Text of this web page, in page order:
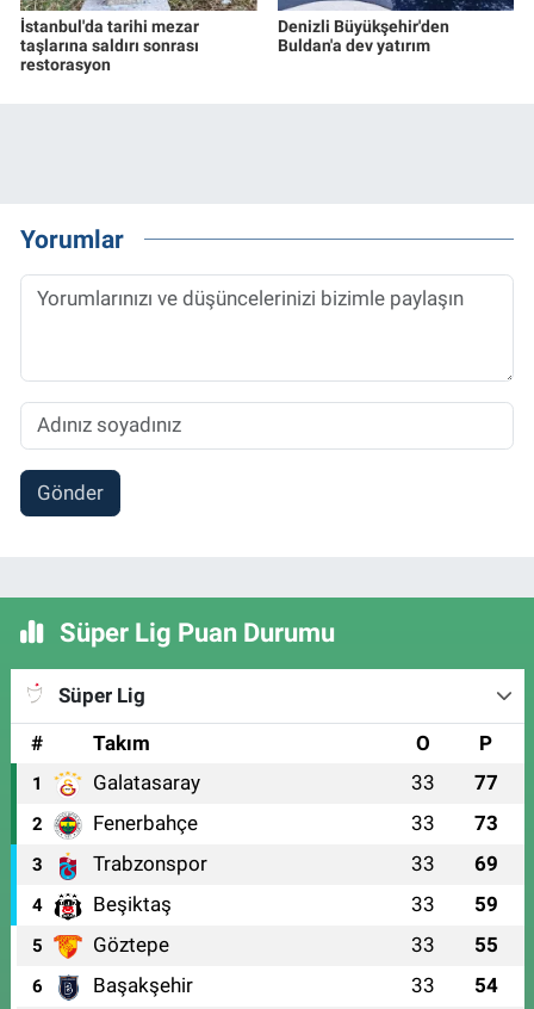
İstanbul'da tarihi mezar
taşlarına saldırı sonrası
restorasyon
Denizli Büyükşehir'den
Buldan'a dev yatırım
Yorumlar
Gönder
Süper Lig Puan Durumu
Süper Lig
#
Takım O P
1 Galatasaray 33 77
2 Fenerbahçe 33 73
3 Trabzonspor 33 69
4 Beşiktaş 33 59
5 Göztepe 33 55
6 Başakşehir 33 54